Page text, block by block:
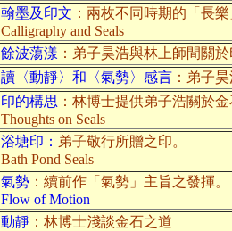
翰墨及印文 ：兩枚不同時期的「長樂
Calligraphy and Seals
餘波蕩漾 ：弟子昊浩與林上師間關
讀〈動靜〉和〈氣勢〉感言 ：弟子
印的構思 ：林博士提供弟子浩關於金
Thoughts on Seals
浴塘印： 弟子敬行所贈之印。
Bath Pond Seals
氣勢 ：續前作 「氣勢」 主旨之發揮。
Flow of Motion
動靜 ：林博士淺談金石之道